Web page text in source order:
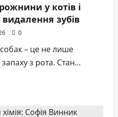
у котів і
зубів
0
собак – це не лише
з рота. Стан...